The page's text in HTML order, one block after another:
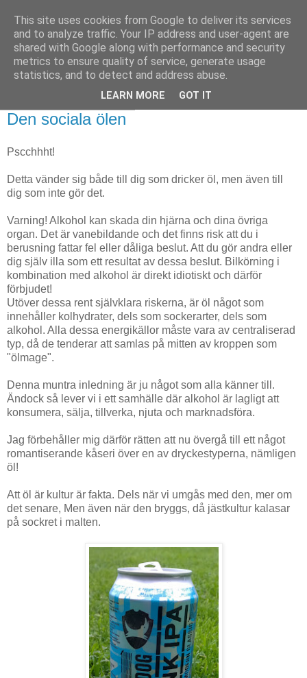
Martin Lange, dagliga
betraktelser
Den sociala ölen
Pscchhht!
Detta vänder sig både till dig som dricker öl, men även till
dig som inte gör det.
Varning! Alkohol kan skada din hjärna och dina övriga
organ. Det är vanebildande och det finns risk att du i
berusning fattar fel eller dåliga beslut. Att du gör andra eller
dig själv illa som ett resultat av dessa beslut. Bilkörning i
kombination med alkohol är direkt idiotiskt och därför
förbjudet!
Utöver dessa rent självklara riskerna, är öl något som
innehåller kolhydrater, dels som sockerarter, dels som
alkohol. Alla dessa energikällor måste vara av centraliserad
typ, då de tenderar att samlas på mitten av kroppen som
"ölmage".
Denna muntra inledning är ju något som alla känner till.
Ändock så lever vi i ett samhälle där alkohol är lagligt att
konsumera, sälja, tillverka, njuta och marknadsföra.
Jag förbehåller mig därför rätten att nu övergå till ett något
romantiserande kåseri över en av dryckestyperna, nämligen
öl!
Att öl är kultur är fakta. Dels när vi umgås med den, mer om
det senare, Men även när den bryggs, då jästkultur kalasar
på sockret i malten.
This site uses cookies from Google to deliver its services
and to analyze traffic. Your IP address and user-agent are
shared with Google along with performance and security
metrics to ensure quality of service, generate usage
statistics, and to detect and address abuse.
LEARN MORE GOT IT